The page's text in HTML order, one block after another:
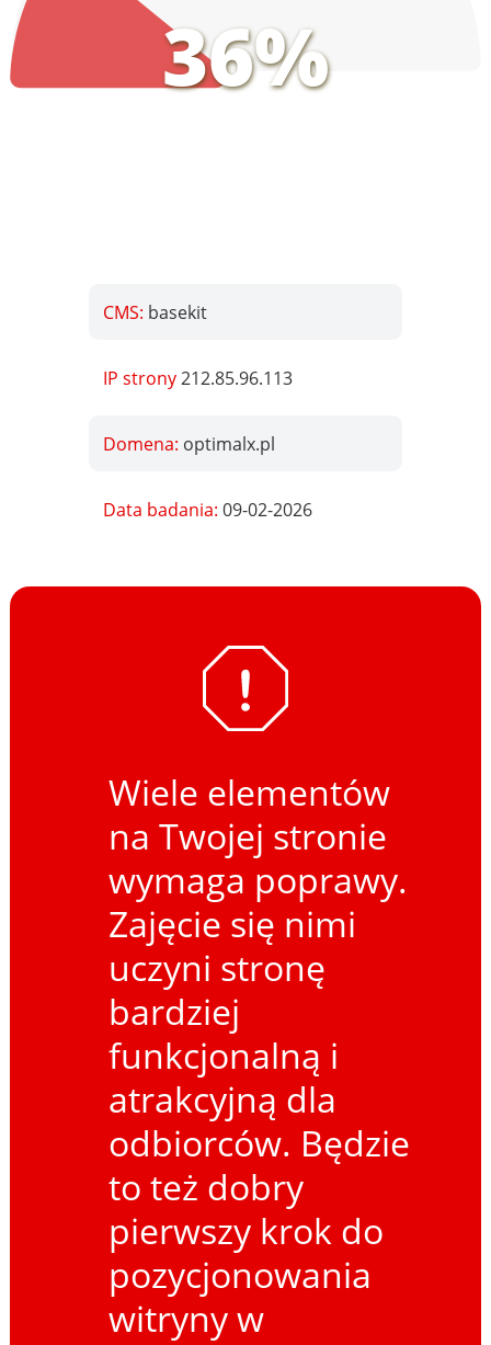
36%
CMS: basekit
IP strony212.85.96.113
Domena: optimalx.pl
Data badania:09-02-2026
Wiele elementów
na Twojej stronie
wymaga poprawy.
Zajęcie się nimi
uczyni stronę
bardziej
funkcjonalną i
atrakcyjną dla
odbiorców. Będzie
to też dobry
pierwszy krok do
pozycjonowania
witryny w